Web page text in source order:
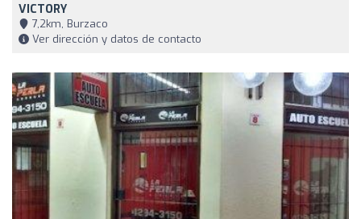
VICTORY
7,2km, Burzaco
Ver dirección y datos de contacto